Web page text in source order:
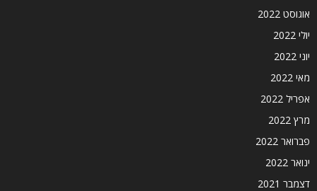
אוגוסט 2022
יולי 2022
יוני 2022
מאי 2022
אפריל 2022
מרץ 2022
פברואר 2022
ינואר 2022
דצמבר 2021